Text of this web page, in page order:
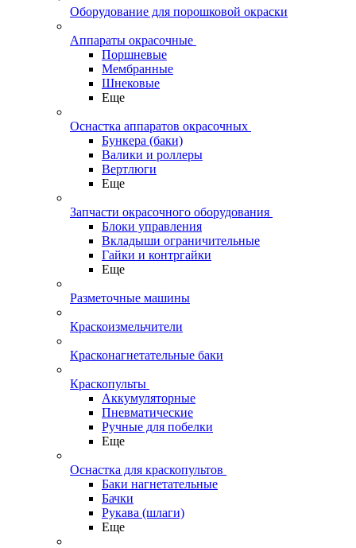
Оборудование для порошковой окраски
Аппараты окрасочные
Поршневые
Мембранные
Шнековые
Еще
Оснастка аппаратов окрасочных
Бункера (баки)
Валики и роллеры
Вертлюги
Еще
Запчасти окрасочного оборудования
Блоки управления
Вкладыши ограничительные
Гайки и контргайки
Еще
Разметочные машины
Краскоизмельчители
Красконагнетательные баки
Краскопульты
Аккумуляторные
Пневматические
Ручные для побелки
Еще
Оснастка для краскопультов
Баки нагнетательные
Бачки
Рукава (шлаги)
Еще